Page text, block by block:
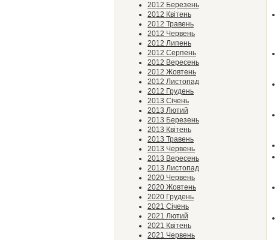
2012 Березень
2012 Квітень
2012 Травень
2012 Червень
2012 Липень
2012 Серпень
2012 Вересень
2012 Жовтень
2012 Листопад
2012 Грудень
2013 Січень
2013 Лютий
2013 Березень
2013 Квітень
2013 Травень
2013 Червень
2013 Вересень
2013 Листопад
2020 Червень
2020 Жовтень
2020 Грудень
2021 Січень
2021 Лютий
2021 Квітень
2021 Червень